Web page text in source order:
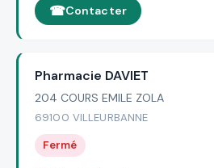
Contacter
Pharmacie DAVIET
204 COURS EMILE ZOLA
69100 VILLEURBANNE
Fermé